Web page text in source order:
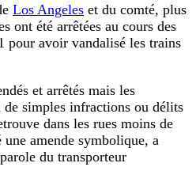
Los Angeles et du comté, plus
ont été arrêtées au cours des
pour avoir vandalisé les trains
et arrêtés mais les
de simples infractions ou délits
dans les rues moins de
amende symbolique, a
du transporteur